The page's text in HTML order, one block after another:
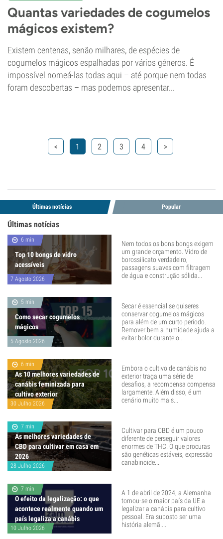
Quantas variedades de cogumelos
mágicos existem?
Existem centenas, senão milhares, de espécies de
cogumelos mágicos espalhadas por vários géneros. É
impossível nomeá-las todas aqui – até porque nem todas
foram descobertas – mas podemos apresentar...
< 1 2 3 4 >
Últimas notícias Popular
Últimas notícias
6 min
Top 10 bongs de vidro
acessíveis
7 Agosto 2026
Nem todos os bons bongs exigem
um grande orçamento. Vidro de
borossilicato verdadeiro,
passagens suaves com filtragem
de água e construção sólida...
5 min
Como secar cogumelos
mágicos
5 Agosto 2026
Secar é essencial se quiseres
conservar cogumelos mágicos
para além de um curto período.
Remover bem a humidade ajuda a
evitar bolor durante o...
6 min
As 10 melhores variedades de
canábis feminizada para
cultivo exterior
30 Julho 2026
Embora o cultivo de canábis no
exterior traga uma série de
desafios, a recompensa compensa
largamente. Além disso, é um
cenário muito mais...
7 min
As melhores variedades de
CBD para cultivar em casa em
2026
28 Julho 2026
Cultivar para CBD é um pouco
diferente de perseguir valores
enormes de THC. O que procuras
são genéticas estáveis, expressão
canabinoide...
7 min
O efeito da legalização: o que
acontece realmente quando um
país legaliza a canábis
10 Julho 2026
A 1 de abril de 2024, a Alemanha
tornou-se o maior país da UE a
legalizar a canábis para cultivo
pessoal. Era suposto ser uma
história alemã....